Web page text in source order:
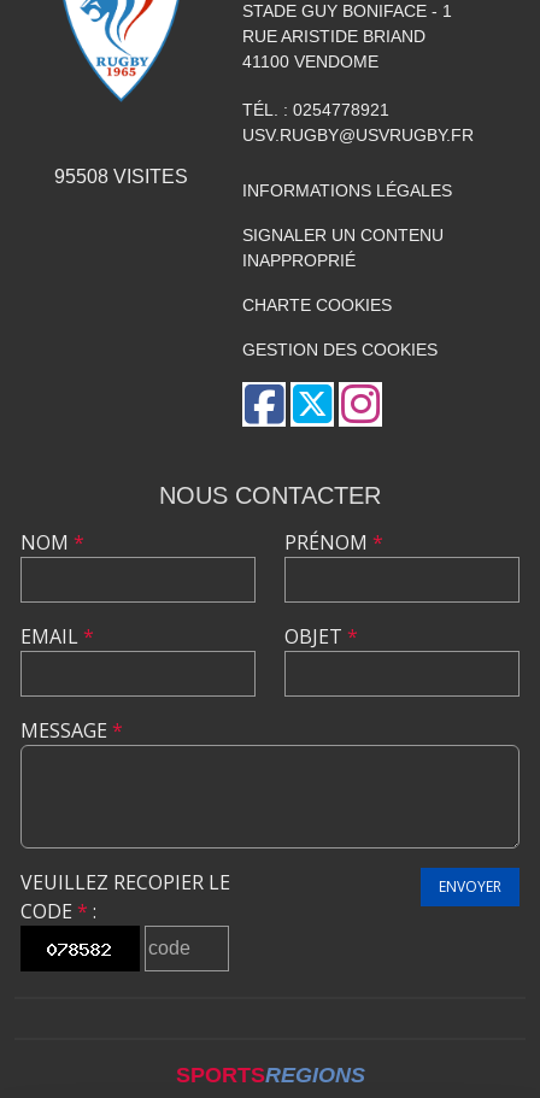
95508VISITES
STADE GUY BONIFACE - 1
RUE ARISTIDE BRIAND
41100 VENDOME
TÉL. : 0254778921
USV.RUGBY@USVRUGBY.FR
INFORMATIONS LÉGALES
SIGNALER UN CONTENU
INAPPROPRIÉ
CHARTE COOKIES
GESTION DES COOKIES
NOUS CONTACTER
NOM *
EMAIL*
PRÉNOM *
OBJET *
MESSAGE *
VEUILLEZ RECOPIER LE
CODE * :
ENVOYER
SPORTSREGIONS